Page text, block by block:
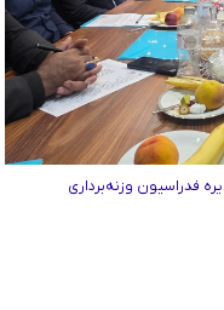
فدراسیون وزنه‌برداری